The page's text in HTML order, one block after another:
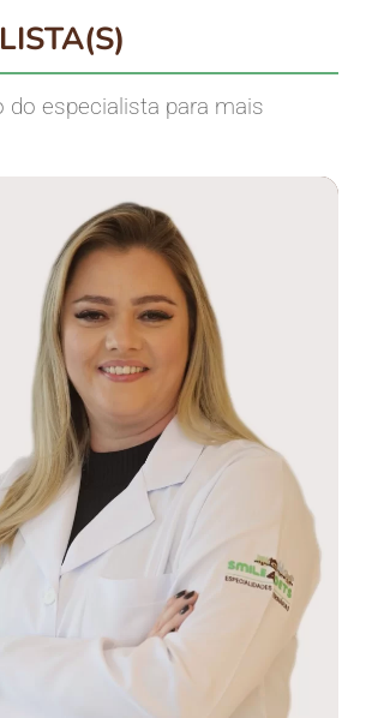
do especialista para mais